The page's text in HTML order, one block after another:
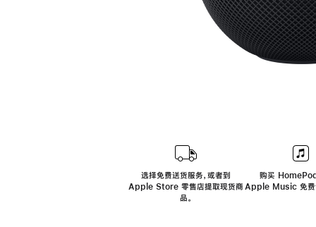
选择免费送货服务，或者到
Apple Store 零售店提取现货商
品。
购买
Apple Music 免费